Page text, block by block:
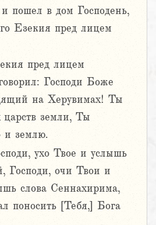
и пошел в дом Господень,
Езекия пред лицем
пред лицем
Господи Боже
на Херувимах! Ты
царств земли, Ты
и землю.
ухо Твое и услышь
Господи, очи Твои и
слова Сеннахирима,
поносить [Тебя,] Бога